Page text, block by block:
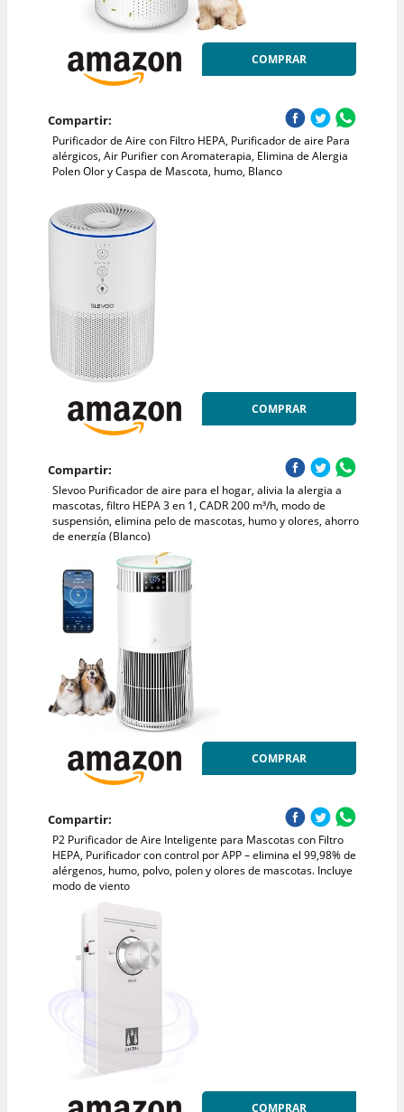
COMPRAR
Compartir:
Purificador de Aire con Filtro HEPA, Purificador de aire Para
alérgicos, Air Purifier con Aromaterapia, Elimina de Alergia
Polen Olor y Caspa de Mascota, humo, Blanco
COMPRAR
Compartir:
Slevoo Purificador de aire para el hogar, alivia la alergia a
mascotas, filtro HEPA 3 en 1, CADR 200 m³/h, modo de
suspensión, elimina pelo de mascotas, humo y olores, ahorro
de energía (Blanco)
COMPRAR
Compartir:
P2 Purificador de Aire Inteligente para Mascotas con Filtro
HEPA, Purificador con control por APP – elimina el 99,98% de
alérgenos, humo, polvo, polen y olores de mascotas. Incluye
modo de viento
COMPRAR